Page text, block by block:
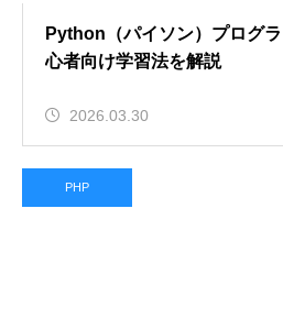
Python（パイソン）プログ
心者向け学習法を解説
2026.03.30
PHP